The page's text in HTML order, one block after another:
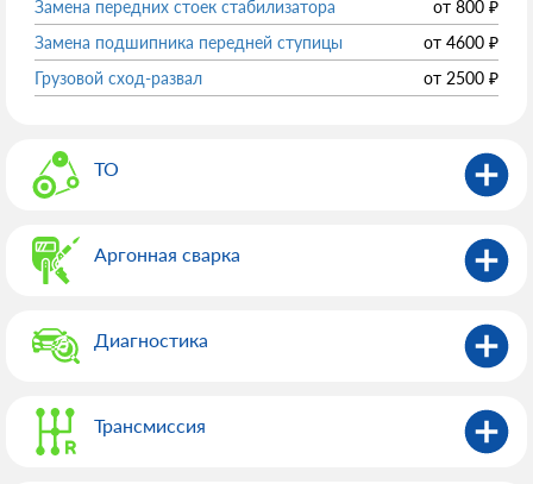
Замена передних стоек стабилизатора от 800 ₽
Замена подшипника передней ступицы
от 4600 ₽
Грузовой сход-развал
от 2500 ₽
ТО
Аргонная сварка
Диагностика
Трансмиссия